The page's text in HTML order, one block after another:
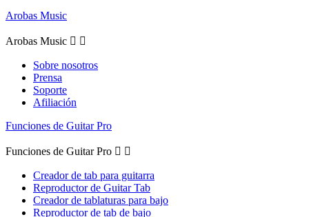
Arobas Music
Arobas Music  
Sobre nosotros
Prensa
Soporte
Afiliación
Funciones de Guitar Pro
Funciones de Guitar Pro  
Creador de tab para guitarra
Reproductor de Guitar Tab
Creador de tablaturas para bajo
Reproductor de tab de bajo